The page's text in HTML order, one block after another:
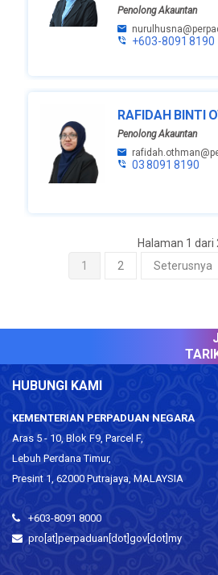
Penolong Akauntan
+603-8091 8190
RAFIDAH BINTI
Penolong Akauntan
03 8091 8190
Halaman 1 dari
1
2 Seterusnya
HUBUNGI KAMI
KEMENTERIAN PERPADUAN NEGARA
Aras 5 - 10, Blok F9, Parcel F,
Lebuh Perdana Timur,
Presint 1, 62000 Putrajaya, MALAYSIA
+603-8091 8000
pro[at]perpaduan[dot]gov[dot]my